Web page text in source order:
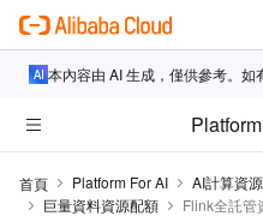
本內容由 AI 生成，僅供參考。如
首頁 Platform For AI AI計算資源
巨量資料資源配額
Flink全託管